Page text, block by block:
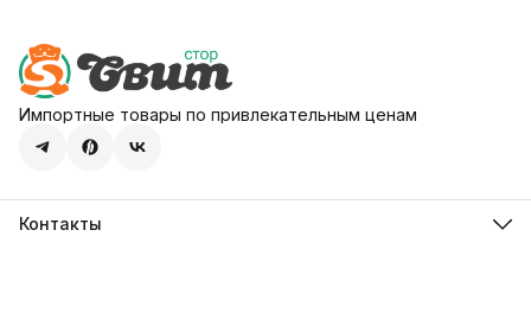
Импортные товары по привлекательным ценам
Контакты